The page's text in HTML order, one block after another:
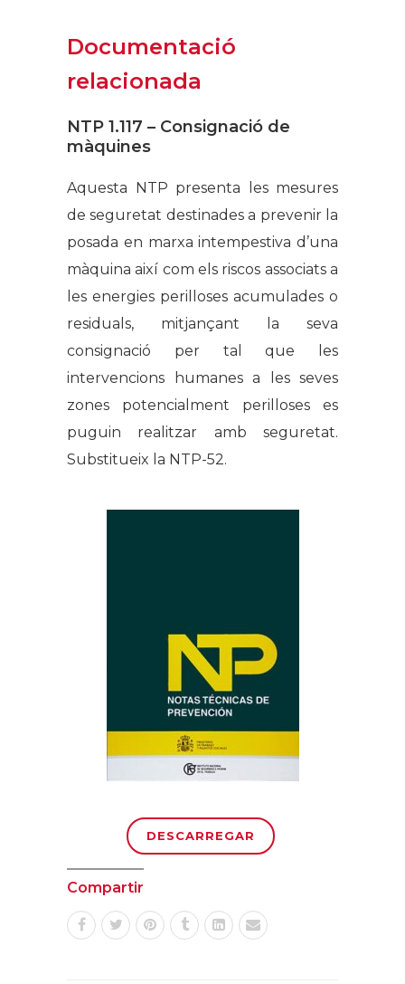
Documentació
relacionada
NTP 1.117 – Consignació de
màquines
Aquesta NTP presenta les mesures
de seguretat destinades a prevenir la
posada en marxa intempestiva d’una
màquina així com els riscos associats a
les energies perilloses acumulades o
residuals, mitjançant la seva
consignació per tal que les
intervencions humanes a les seves
zones potencialment perilloses es
puguin realitzar amb seguretat.
Substitueix la NTP-52.
DESCARREGAR
Compartir